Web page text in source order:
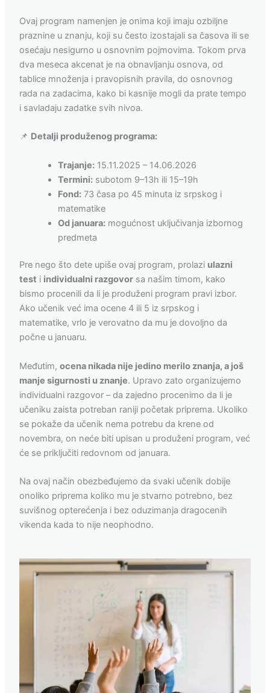
Ovaj program namenjen je onima koji imaju ozbiljne
praznine u znanju, koji su često izostajali sa časova ili se
osećaju nesigurno u osnovnim pojmovima. Tokom prva
dva meseca akcenat je na obnavljanju osnova, od
tablice množenja i pravopisnih pravila, do osnovnog
rada na zadacima, kako bi kasnije mogli da prate tempo
i savladaju zadatke svih nivoa.
📌 Detalji produženog programa:
Trajanje: 15.11.2025 – 14.06.2026
Termini: subotom 9–13h ili 15–19h
Fond: 73 časa po 45 minuta iz srpskog i
matematike
Od januara: mogućnost uključivanja izbornog
predmeta
Pre nego što dete upiše ovaj program, prolazi ulazni
test i individualni razgovor sa našim timom, kako
bismo procenili da li je produženi program pravi izbor.
Ako učenik već ima ocene 4 ili 5 iz srpskog i
matematike, vrlo je verovatno da mu je dovoljno da
počne u januaru.
Međutim,ocena nikada nije jedino merilo znanja, a još
manje sigurnosti u znanje. Upravo zato organizujemo
individualni razgovor – da zajedno procenimo da li je
učeniku zaista potreban raniji početak priprema. Ukoliko
se pokaže da učenik nema potrebu da krene od
novembra, on neće biti upisan u produženi program, već
će se priključiti redovnom od januara.
Na ovaj način obezbeđujemo da svaki učenik dobije
onoliko priprema koliko mu je stvarno potrebno, bez
suvišnog opterećenja i bez oduzimanja dragocenih
vikenda kada to nije neophodno.